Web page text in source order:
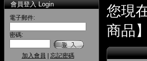
會員登入 Login
電子郵件:
密碼:
加入會員 忘記密碼
您現
商品